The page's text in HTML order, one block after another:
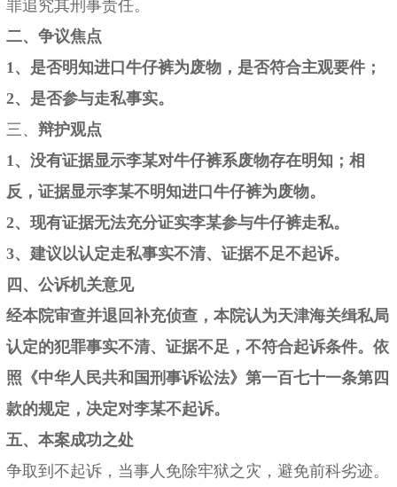
罪追究其刑事责任。
二、争议焦点
1、是否明知进口牛仔裤为废物，是否符合主观要件；
2、是否参与走私事实。
三、 辩护观点
1、没有证据显示李某对牛仔裤系废物存在明知；相
反，证据显示李某不明知进口牛仔裤为废物。
2、现有证据无法充分证实李某参与牛仔裤走私。
3、建议以认定走私事实不清、证据不足不起诉。
四、公诉机关意见
经本院审查并退回补充侦查，本院认为天津海关缉私局
认定的犯罪事实不清、证据不足，不符合起诉条件。依
照《中华人民共和国刑事诉讼法》第一百七十一条第四
款的规定，决定对李某不起诉。
五、本案成功之处
争取到不起诉，当事人免除牢狱之灾，避免前科劣迹。